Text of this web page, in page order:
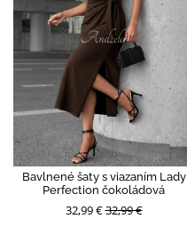
Bavlnené šaty s viazaním Lady
Perfection čokoládová
32,99 €32,99 €